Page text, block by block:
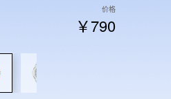
价格
￥790